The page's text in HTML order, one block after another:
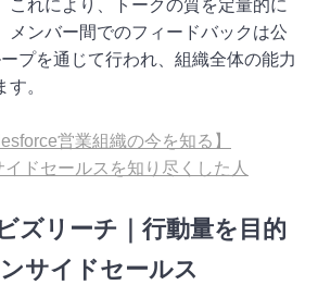
これにより、トークの質を定量的に
メンバー間でのフィードバックは公
プを通じて行われ、組織全体の能力
。
営業組織の今を知る】
ドセールスを知り尽くした人
ズリーチ｜行動量を目的
サイドセールス